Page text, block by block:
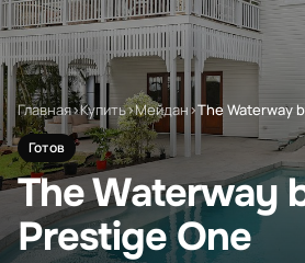
Главная›Купить›Мейдан›The Waterway
Готов
The Waterway
Prestige One